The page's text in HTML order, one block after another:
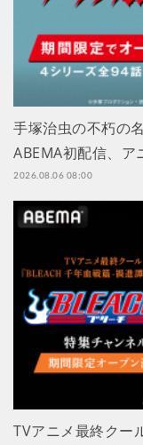
手塚治虫の不朽の
ABEMA初配信、
2026.08.06 08:00
TVアニメ最終クー